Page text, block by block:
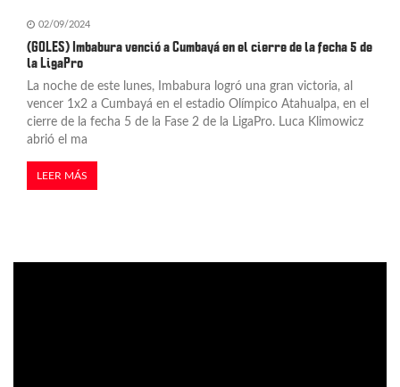
02/09/2024
(GOLES) Imbabura venció a Cumbayá en el cierre de la fecha 5 de
la LigaPro
La noche de este lunes, Imbabura logró una gran victoria, al
vencer 1x2 a Cumbayá en el estadio Olímpico Atahualpa, en el
cierre de la fecha 5 de la Fase 2 de la LigaPro. Luca Klimowicz
abrió el ma
LEER MÁS